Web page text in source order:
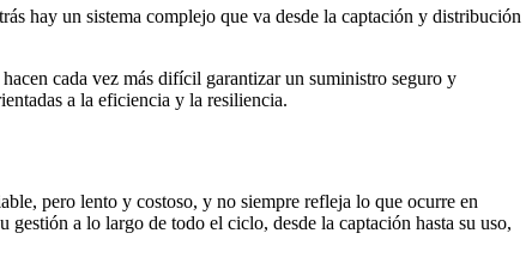
hay un sistema complejo que va desde la captación y distribución
cada vez más difícil garantizar un suministro seguro y
a la eficiencia y la resiliencia.
pero lento y costoso, y no siempre refleja lo que ocurre en
a lo largo de todo el ciclo, desde la captación hasta su uso,